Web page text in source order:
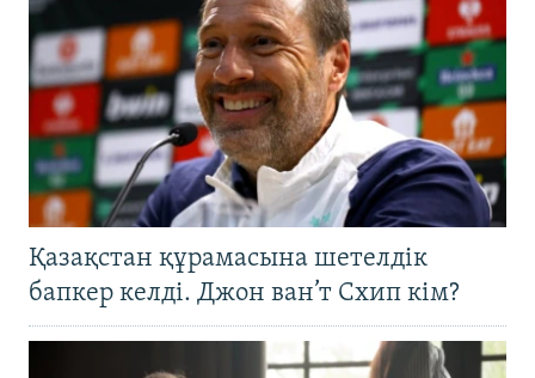
Қазақстан құрамасына шетелдік
бапкер келді. Джон ван’т Схип кім?